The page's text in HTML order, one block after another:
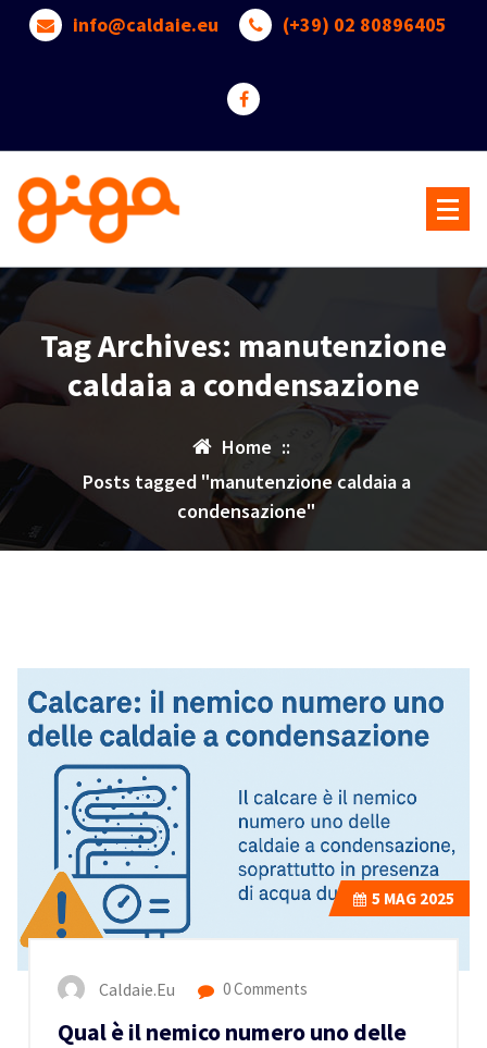
info@caldaie.eu (+39) 02 80896405
Tag Archives: manutenzione
caldaia a condensazione
Home ::
Posts tagged "manutenzione caldaia a
condensazione"
5 MAG 2025
Caldaie.eu 0 Comments
Qual è il nemico numero uno delle